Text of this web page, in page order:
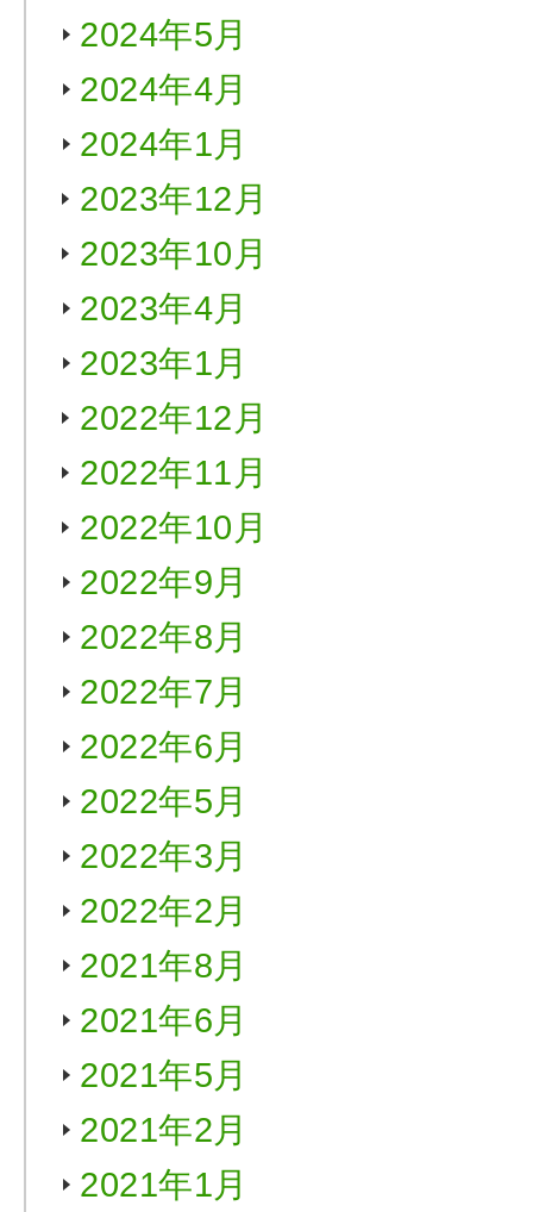
2024年5月
2024年4月
2024年1月
2023年12月
2023年10月
2023年4月
2023年1月
2022年12月
2022年11月
2022年10月
2022年9月
2022年8月
2022年7月
2022年6月
2022年5月
2022年3月
2022年2月
2021年8月
2021年6月
2021年5月
2021年2月
2021年1月